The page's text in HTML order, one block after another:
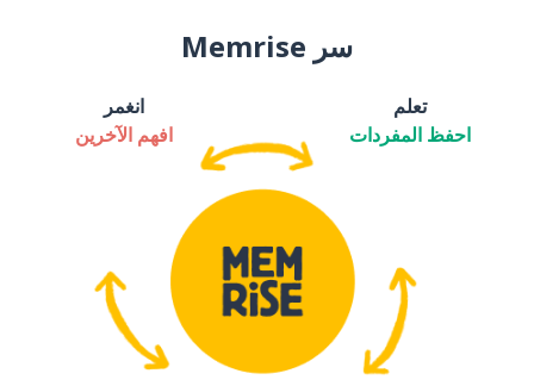
سر Memrise
تعلم
احفظ المفردات
انغمر
افهم الآخرين